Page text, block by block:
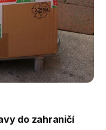
do zahraničí